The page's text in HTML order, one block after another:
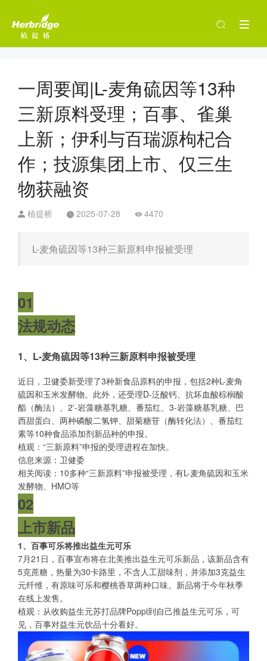
一周要闻|L-麦角硫因等13种
三新原料受理；百事、雀巢
上新；伊利与百瑞源枸杞合
作；技源集团上市、仅三生
物获融资
植提桥 2025-07-28 4470
L-麦角硫因等13种三新原料申报被受理
01
法规动态
1、L-麦角硫因等13种三新原料申报被受理
近日，卫健委新受理了3种新食品原料的申报，包括2种L-麦角
硫因和玉米发酵物。此外，还受理D-泛酸钙、抗坏血酸棕榈酸
酯（酶法）、2'-岩藻糖基乳糖、番茄红、3-岩藻糖基乳糖、巴
西甜蛋白、两种磷酸二氢钾、甜菊糖苷（酶转化法）、番茄红
素等10种食品添加剂新品种的申报。
植观：“三新原料”申报的受理进程在加快。
信息来源：卫健委
相关阅读： 10多种“三新原料”申报被受理，有L-麦角硫因和玉米
发酵物、HMO等
02
上市新品
1、百事可乐将推出益生元可乐
7月21日，百事宣布将在北美推出益生元可乐新品，该新品含有
5克蔗糖，热量为30卡路里，不含人工甜味剂，并添加3克益生
元纤维，有原味可乐和樱桃香草两种口味。新品将于今年秋季
在线上发售。
植观：从收购益生元苏打品牌Poppi到自己推益生元可乐，可
见，百事对益生元饮品十分看好。